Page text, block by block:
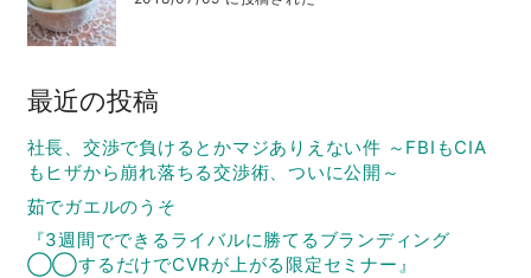
最近の投稿
社長、交渉で負けるとかマジありえない件 ～FBIもCIA
もヒザから崩れ落ちる交渉術、ついに公開～
茹でガエルのうそ
『3週間でできるライバルに勝てるブランディング
◯◯するだけでCVRが上がる限定セミナー』